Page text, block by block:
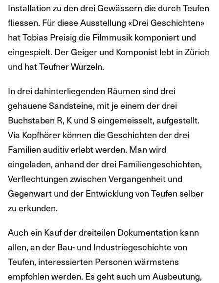
Installation zu den drei Gewässern die durch Teufen
fliessen. Für diese Ausstellung «Drei Geschichten»
hat Tobias Preisig die Filmmusik komponiert und
eingespielt. Der Geiger und Komponist lebt in Zürich
und hat Teufner Wurzeln.
In drei dahinterliegenden Räumen sind drei
gehauene Sandsteine, mit je einem der drei
Buchstaben R, K und S eingemeisselt, aufgestellt.
Via Kopfhörer können die Geschichten der drei
Familien auditiv erlebt werden. Man wird
eingeladen, anhand der drei Familiengeschichten,
Verflechtungen zwischen Vergangenheit und
Gegenwart und der Entwicklung von Teufen selber
zu erkunden.
Auch ein Kauf der dreiteilen Dokumentation kann
allen, an der Bau- und Industriegeschichte von
Teufen, interessierten Personen wärmstens
empfohlen werden. Es geht auch um Ausbeutung,